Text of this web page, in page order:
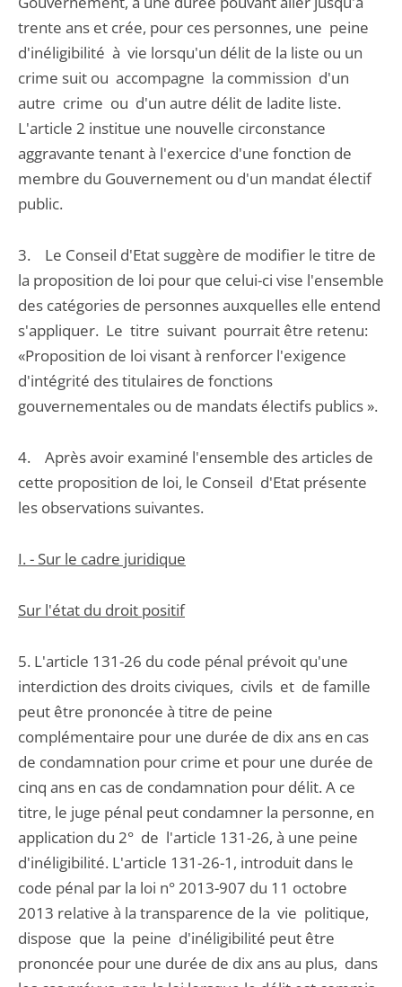
trente ans et crée, pour ces personnes, une peine
d'inéligibilité à vie lorsqu'un délit de la liste ou un
crime suit ou accompagne la commission d'un
autre crime ou d'un autre délit de ladite liste.
L'article 2 institue une nouvelle circonstance
aggravante tenant à l'exercice d'une fonction de
membre du Gouvernement ou d'un mandat électif
public.
3. Le Conseil d'Etat suggère de modifier le titre de
la proposition de loi pour que celui-ci vise l'ensemble
des catégories de personnes auxquelles elle entend
s'appliquer. Le titre suivant pourrait être retenu:
«Proposition de loi visant à renforcer l'exigence
d'intégrité des titulaires de fonctions
gouvernementales ou de mandats électifs publics ».
4. Après avoir examiné l'ensemble des articles de
cette proposition de loi, le Conseil d'Etat présente
les observations suivantes.
I. - Sur le cadre juridique
Sur l'état du droit positif
5. L'article 131-26 du code pénal prévoit qu'une
interdiction des droits civiques, civils et de famille
peut être prononcée à titre de peine
complémentaire pour une durée de dix ans en cas
de condamnation pour crime et pour une durée de
cinq ans en cas de condamnation pour délit. A ce
titre, le juge pénal peut condamner la personne, en
application du 2° de l'article 131-26, à une peine
d'inéligibilité. L'article 131-26-1, introduit dans le
code pénal par la loi n° 2013-907 du 11 octobre
2013 relative à la transparence de la vie politique,
dispose que la peine d'inéligibilité peut être
prononcée pour une durée de dix ans au plus, dans